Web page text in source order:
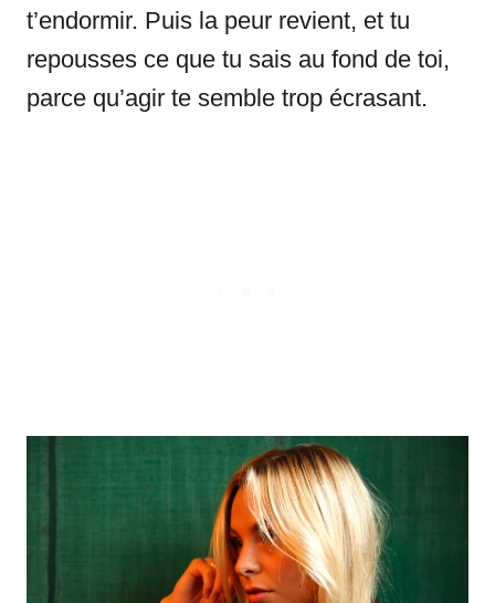
t’endormir. Puis la peur revient, et tu
repousses ce que tu sais au fond de toi,
parce qu’agir te semble trop écrasant.